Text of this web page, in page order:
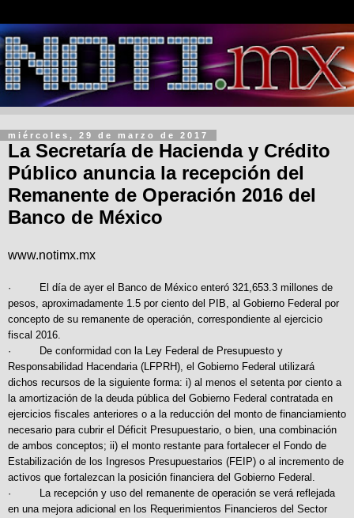
miércoles, 29 de marzo de 2017
La Secretaría de Hacienda y Crédito
Público anuncia la recepción del
Remanente de Operación 2016 del
Banco de México
www.notimx.mx
· El día de ayer el Banco de México enteró 321,653.3 millones de
pesos, aproximadamente 1.5 por ciento del PIB, al Gobierno Federal por
concepto de su remanente de operación, correspondiente al ejercicio
fiscal 2016.
· De conformidad con la Ley Federal de Presupuesto y
Responsabilidad Hacendaria (LFPRH), el Gobierno Federal utilizará
dichos recursos de la siguiente forma: i) al menos el setenta por ciento a
la amortización de la deuda pública del Gobierno Federal contratada en
ejercicios fiscales anteriores o a la reducción del monto de financiamiento
necesario para cubrir el Déficit Presupuestario, o bien, una combinación
de ambos conceptos; ii) el monto restante para fortalecer el Fondo de
Estabilización de los Ingresos Presupuestarios (FEIP) o al incremento de
activos que fortalezcan la posición financiera del Gobierno Federal.
· La recepción y uso del remanente de operación se verá reflejada
en una mejora adicional en los Requerimientos Financieros del Sector